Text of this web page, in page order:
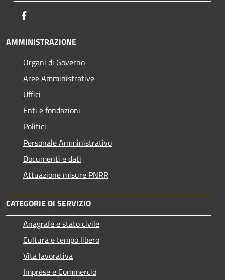
AMMINISTRAZIONE
Organi di Governo
Aree Amministrative
Uffici
Enti e fondazioni
Politici
Personale Amministrativo
Documenti e dati
Attuazione misure PNRR
CATEGORIE DI SERVIZIO
Anagrafe e stato civile
Cultura e tempo libero
Vita lavorativa
Imprese e Commercio